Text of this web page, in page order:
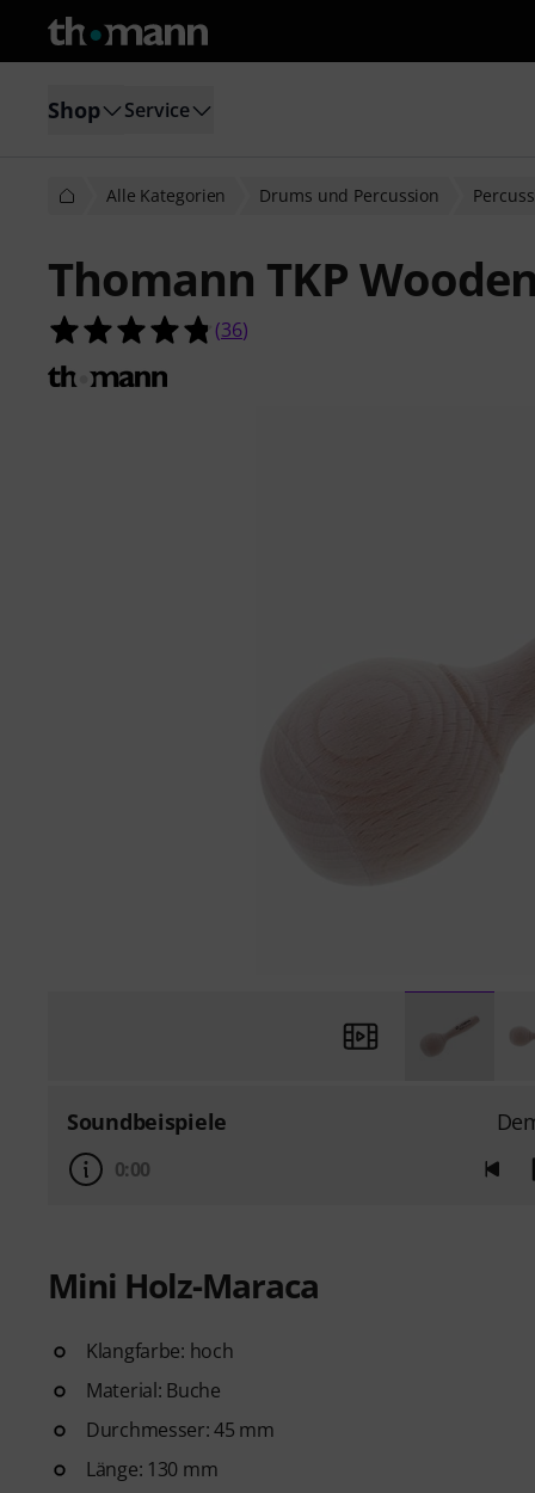
Shop Service
Alle Kategorien Drums und Percussion
Thomann TKP
4.8 von 5 Sternen aus 36
(36)
Soundbeispiele
0:00
Mini Holz-Maraca
Klangfarbe: hoch
Material: Buche
Durchmesser: 45 mm
Länge: 130 mm